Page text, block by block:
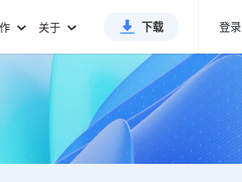
关于 下载 登录